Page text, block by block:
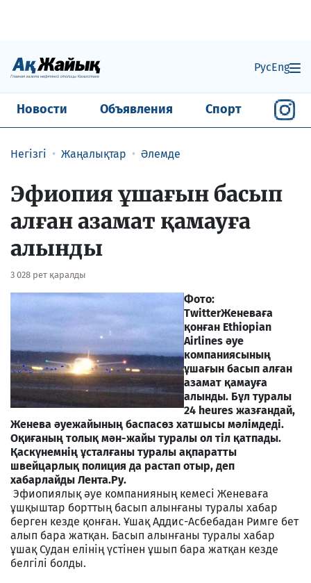
РусEng
Новости Объявления Спорт
Негізгі Жаңалықтар Әлемде
Эфиопия ұшағын басып
алған азамат қамауға
алынды
3 028 рет қаралды
Фото:
TwitterЖеневаға
қонған Ethiopian
Airlines әуе
компаниясының
ұшағын басып алған
азамат қамауға
алынды. Бұл туралы
24 heures жазғандай,
Женева әуежайының баспасөз хатшысы мәлімдеді.
Оқиғаның толық мән-жайы туралы ол тіл қатпады.
Қаскүнемнің ұсталғаны туралы ақпаратты
швейцарлық полиция да растап отыр, деп
хабарлайды Лента.Ру.
Эфиопиялық әуе компанияның кемесі Женеваға
ұшқыштар борттың басып алынғаны туралы хабар
берген кезде қонған. Ұшақ Аддис-Асбебадан Римге бет
алып бара жатқан. Басып алынғаны туралы хабар
ұшақ Судан елінің үстінен ұшып бара жатқан кезде
белгілі болды.